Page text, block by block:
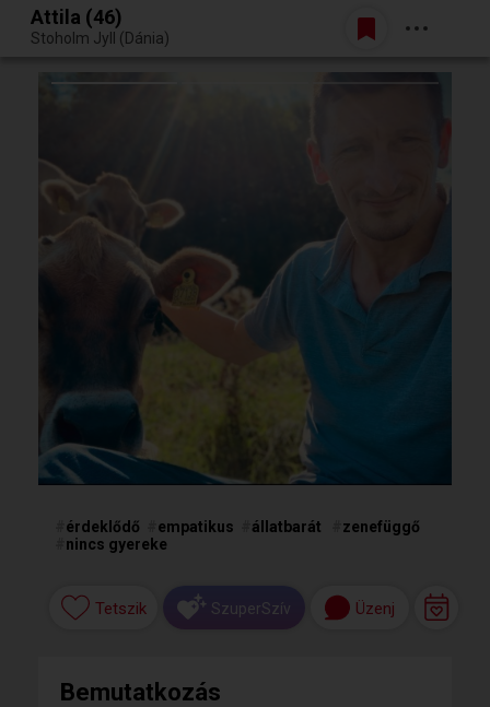
Egy jó randiból bármi lehet.
Belépés
Attila (46)
Stoholm Jyll (Dánia)
érdeklődő empatikus állatbarát
zenefüggő
nincs gyereke
Tetszik SzuperSzív Üzenj
Bemutatkozás